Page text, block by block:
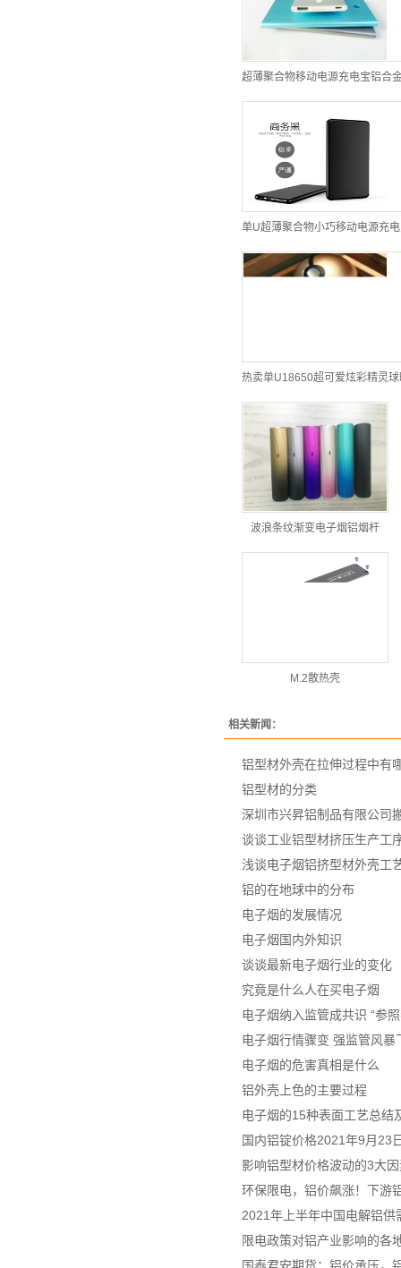
超薄聚合物移动电源充电宝铝合
波浪条纹渐变电子烟铝烟杆
M.2散热壳
相关新闻：
铝型材外壳在拉伸过程中有
铝型材的分类
深圳市兴昇铝制品有限公司
谈谈工业铝型材挤压生产工
浅谈电子烟铝挤型材外壳工
铝的在地球中的分布
电子烟的发展情况
电子烟国内外知识
谈谈最新电子烟行业的变化
究竟是什么人在买电子烟
电子烟纳入监管成共识 “参
电子烟行情骤变 强监管风
电子烟的危害真相是什么
铝外壳上色的主要过程
电子烟的15种表面工艺总结
国内铝锭价格2021年9月23
影响铝型材价格波动的3大
环保限电，铝价飙涨！下游
2021年上半年中国电解铝供
限电政策对铝产业影响的各